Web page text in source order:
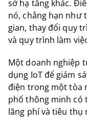
sở hạ tầng khác.
nó, chẳng hạn như
gian, thay đổi quy
và quy trình làm
Một doanh nghiệp
dụng IoT để giám
điện trong một tòa
phố thông minh có
lãng phí và tiêu thụ